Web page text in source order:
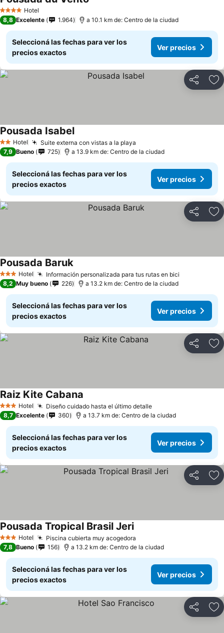
4 EstrellasHotel
8,8 Excelente 1.964 a 10.1 km de: Centro de la ciudad
Seleccioná las fechas para ver los
precios exactos
Ver precios
Compartir
2 Estrellas
Hotel Suite externa con vistas a la playa
Pousada Isabel
7,9 Bueno 725 a 13.9 km de: Centro de la ciudad
Seleccioná las fechas para ver los
precios exactos
Ver precios
Compartir
3 Estrellas
Hotel Información personalizada para tus rutas en bici
Pousada Baruk
8,2 Muy bueno 226 a 13.2 km de: Centro de la ciudad
Seleccioná las fechas para ver los
precios exactos
Ver precios
Compartir
3 Estrellas
Hotel Diseño cuidado hasta el último detalle
Raiz Kite Cabana
8,7 Excelente 360 a 13.7 km de: Centro de la ciudad
Seleccioná las fechas para ver los
precios exactos
Ver precios
Compartir
3 Estrellas
Hotel Piscina cubierta muy acogedora
Pousada Tropical Brasil Jeri
7,8 Bueno 156 a 13.2 km de: Centro de la ciudad
Seleccioná las fechas para ver los
precios exactos
Ver precios
Compartir